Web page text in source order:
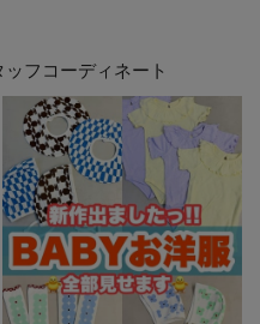
フコーディネート